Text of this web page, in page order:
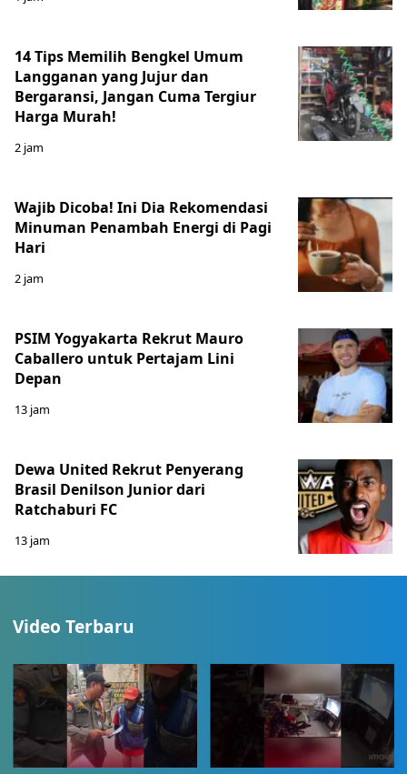
14 Tips Memilih Bengkel Umum
Langganan yang Jujur dan
Bergaransi, Jangan Cuma Tergiur
Harga Murah!
2 jam
Wajib Dicoba! Ini Dia Rekomendasi
Minuman Penambah Energi di Pagi
Hari
2 jam
PSIM Yogyakarta Rekrut Mauro
Caballero untuk Pertajam Lini
Depan
13 jam
Dewa United Rekrut Penyerang
Brasil Denilson Junior dari
Ratchaburi FC
13 jam
Video Terbaru